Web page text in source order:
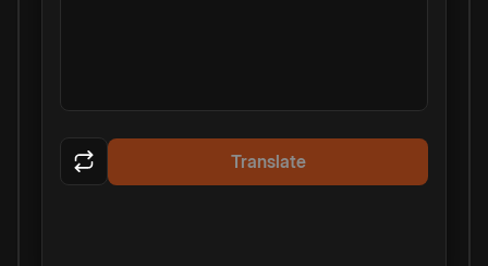
Translate